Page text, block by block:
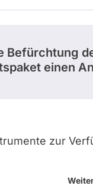
Befürchtung
einen
zur